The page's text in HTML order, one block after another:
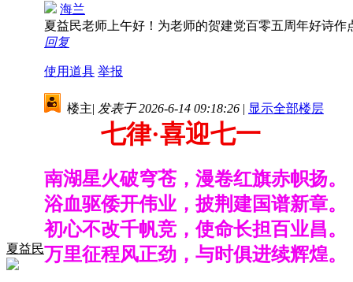
海兰
夏益民老师上午好！为老师的贺建党百零五周年好诗
回复
使用道具 举报
夏益民
楼主| 发表于 2026-6-14 09:18:26 | 显示全部楼层
七律·喜迎七一
南湖星火破穹苍，漫卷红旗赤帜扬。
浴血驱倭开伟业，披荆建国谱新章。
初心不改千帆竞，使命长担百业昌。
万里征程风正劲，与时俱进续辉煌。